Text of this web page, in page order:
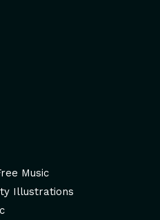
Music
Illustrations